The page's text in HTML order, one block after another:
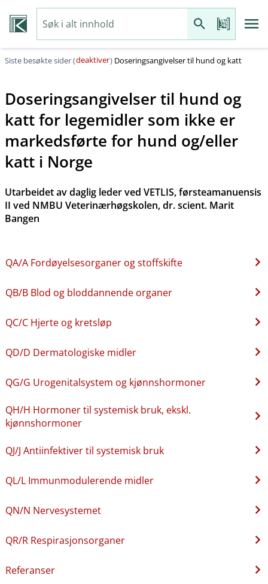
Siste besøkte sider (deaktiver) Doseringsangivelser til hund og katt
Doseringsangivelser til hund og
katt for legemidler som ikke er
markedsførte for hund og​/​eller
katt i Norge
Utarbeidet av daglig leder ved VETLIS, førsteamanuensis
II ved NMBU Veterinærhøgskolen, dr. scient. Marit
Bangen
QA​/​A Fordøyelsesorganer og stoffskifte
QB​/​B Blod og bloddannende organer
QC​/​C Hjerte og kretsløp
QD​/​D Dermatologiske midler
QG​/​G Urogenitalsystem og kjønnshormoner
QH​/​H Hormoner til systemisk bruk, ekskl.
kjønnshormoner
QJ​/​J Antiinfektiver til systemisk bruk
QL​/​L Immunmodulerende midler
QN​/​N Nervesystemet
QR​/​R Respirasjonsorganer
Referanser